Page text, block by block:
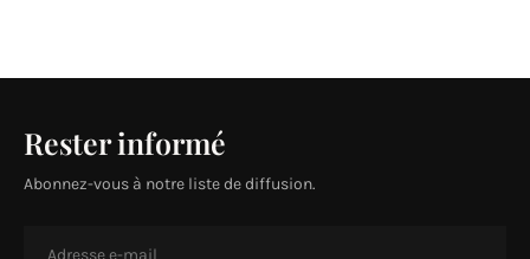
Rester informé
Abonnez-vous à notre liste de diffusion.